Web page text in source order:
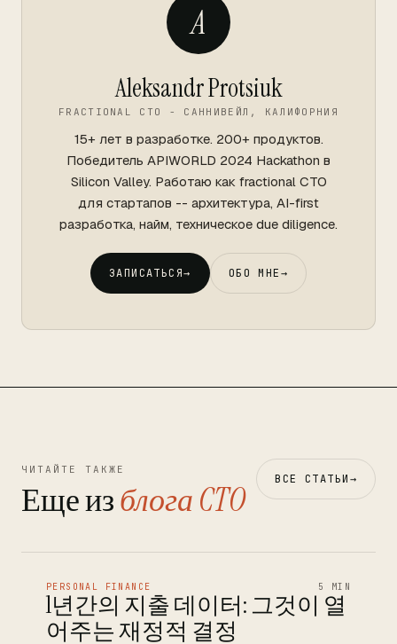
A
Aleksandr Protsiuk
FRACTIONAL CTO - САННИВЕЙЛ, КАЛИФОРНИЯ
15+ лет в разработке. 200+ продуктов.
Победитель APIWORLD 2024 Hackathon в
Silicon Valley. Работаю как fractional CTO
для стартапов -- архитектура, AI-first
разработка, найм, техническое due diligence.
ЗАПИСАТЬСЯ→ ОБО МНЕ→
ЧИТАЙТЕ ТАКЖЕ
Еще изблога CTO ВСЕ СТАТЬИ→
PERSONAL FINANCE 5 MIN
1년간의 지출 데이터: 그것이 열
어주는 재정적 결정